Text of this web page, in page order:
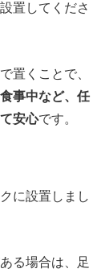
置してくださ
置くことで、
事中など、任
安心です。
に設置しまし
る場合は、足